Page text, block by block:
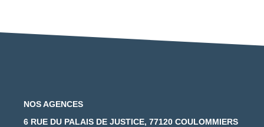
NOS AGENCES
6 RUE DU PALAIS DE JUSTICE, 77120 COULOMMIERS